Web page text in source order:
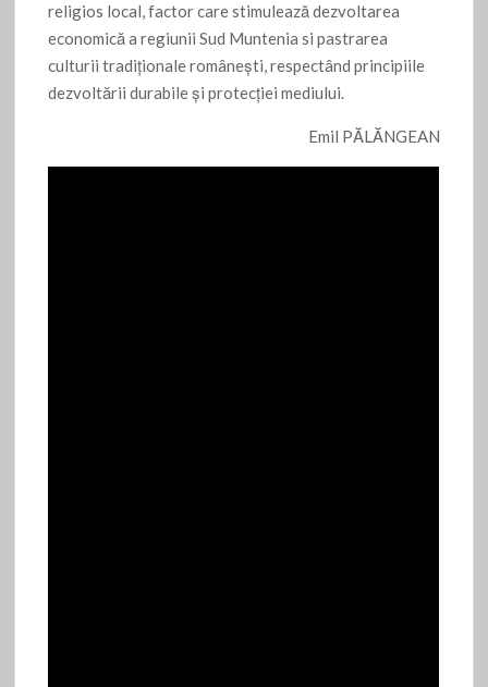
religios local, factor care stimulează dezvoltarea
economică a regiunii Sud Muntenia si pastrarea
culturii tradiţionale româneşti, respectând principiile
dezvoltării durabile şi protecţiei mediului.
Emil PĂLĂNGEAN